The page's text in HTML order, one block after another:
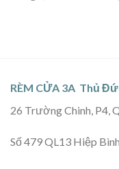
RÈM CỬA 3A Thủ
26 Trường Chinh, P4,
Số 479 QL13 Hiệp